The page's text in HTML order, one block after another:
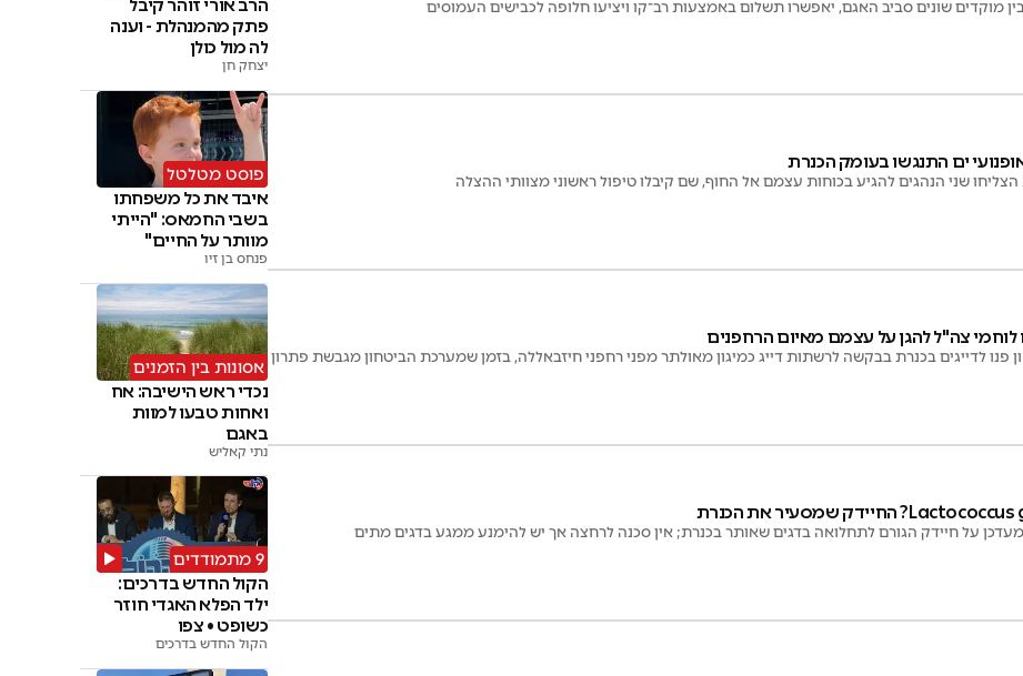
מוקדים שונים סביב האגם, יאפשרו תשלום באמצעות רב־קו ויציעו חלופה לכבישים העמוסים
ים התנגשו בעומק הכנרת
שני הנהגים להגיע בכוחות עצמם אל החוף, שם קיבלו טיפול ראשוני מצוותי ההצלה
לוחמי צה"ל להגן על עצמם מאיום הרחפנים
פנו לדייגים בכנרת בבקשה לרשתות דייג כמיגון מאולתר מפני רחפני חיזבאללה, בזמן שמערכת הביטחון מגבשת פתרון
על חיידק הגורם לתחלואה בדגים שאותר בכנרת; אין סכנה לרחצה אך יש להימנע ממגע בדגים מתים
הרב אורי זוהר קיבל
פתק מהמנהלת - וענה
לה מול כולן
יצחק חן
פוסט מטלטל
איבד את כל משפחתו
בשבי החמאס: "הייתי
מוותר על החיים"
פנחס בן זיו
אסונות בין הזמנים
נכדי ראש הישיבה: אח
ואחות טבעו למוות
באגם
נתי קאליש
9 מתמודדים
הקול החדש בדרכים:
ילד הפלא האגדי חוזר
כשופט • צפו
הקול החדש בדרכים